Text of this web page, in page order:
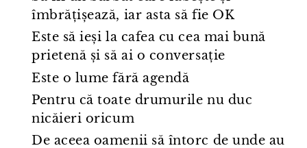
îmbrățișează, iar asta să fie OK
Este să ieși la cafea cu cea mai bună
prietenă și să ai o conversație
Este o lume fără agendă
Pentru că toate drumurile nu duc
nicăieri oricum
De aceea oamenii să întorc de unde au